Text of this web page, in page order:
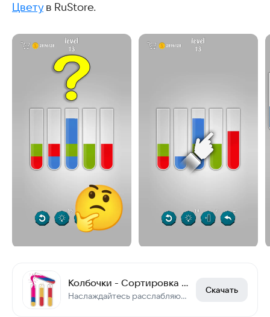
Цветув RuStore.
Колбочки - Сортировка Жидкостей по Цвету
Наслаждайтесь расслабляющей головоломкой, сортируя жидкости в колбочках
Скачать